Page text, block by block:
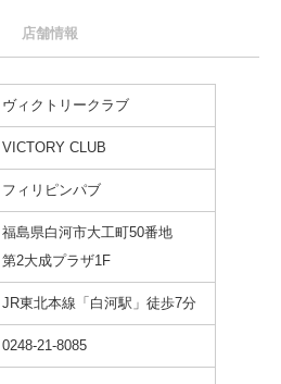
店舗情報
ヴィクトリークラブ
VICTORY CLUB
フィリピンパブ
福島県白河市大工町50番地
第2大成プラザ1F
JR東北本線「白河駅」徒歩7分
0248-21-8085